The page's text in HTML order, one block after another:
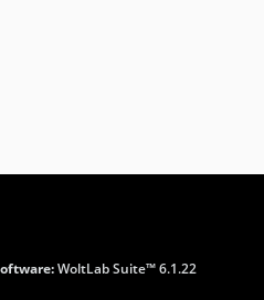
WoltLab Suite™ 6.1.22